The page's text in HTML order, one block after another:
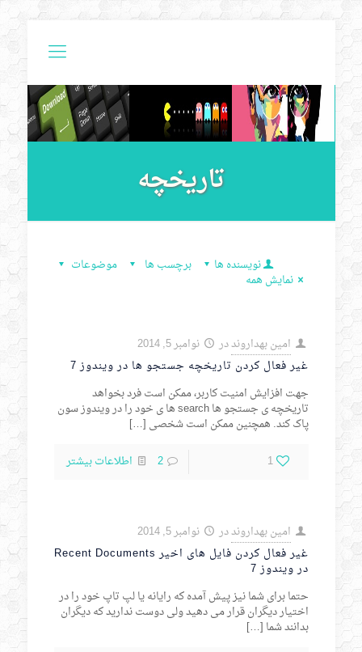
تاریخچه
موضوعات برچسب ها نویسنده ها
نمایش همه
امین بهدارونددر
نوامبر 5, 2014
غیر فعال کردن تاریخچه جستجو ها در ویندوز 7
جهت افزایش امنیت کاربر، ممکن است فرد بخواهد
تاریخچه ی جستجو ها search ها ی خود را در ویندوز سون
پاک کند. همچنین ممکن است شخصی […]
1
2 اطلاعات بیشتر
امین بهدارونددر
نوامبر 5, 2014
غیر فعال کردن فایل های اخیر Recent Documents
در ویندوز 7
حتما برای شما نیز پیش آمده که رایانه یا لپ تاپ خود را در
اختیار دیگران قرار می دهید ولی دوست ندارید که دیگران
بدانند شما […]